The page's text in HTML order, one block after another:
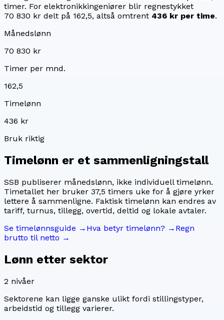
timer. For elektronikkingeniører blir regnestykket
70 830 kr delt på 162,5, altså omtrent 436 kr per time.
Månedslønn
70 830 kr
Timer per mnd.
162,5
Timelønn
436 kr
Bruk riktig
Timelønn er et sammenligningstall
SSB publiserer månedslønn, ikke individuell timelønn.
Timetallet her bruker 37,5 timers uke for å gjøre yrker
lettere å sammenligne. Faktisk timelønn kan endres av
tariff, turnus, tillegg, overtid, deltid og lokale avtaler.
Se timelønnsguide → Hva betyr timelønn? → Regn
brutto til netto →
Lønn etter sektor
2 nivåer
Sektorene kan ligge ganske ulikt fordi stillingstyper,
arbeidstid og tillegg varierer.